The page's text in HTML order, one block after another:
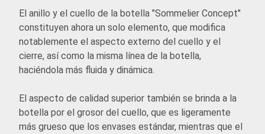
El anillo y el cuello de la botella "Sommelier Concept"
constituyen ahora un solo elemento, que modifica
notablemente el aspecto externo del cuello y el
cierre, así como la misma línea de la botella,
haciéndola más fluida y dinámica.
El aspecto de calidad superior también se brinda a la
botella por el grosor del cuello, que es ligeramente
más grueso que los envases estándar, mientras que el